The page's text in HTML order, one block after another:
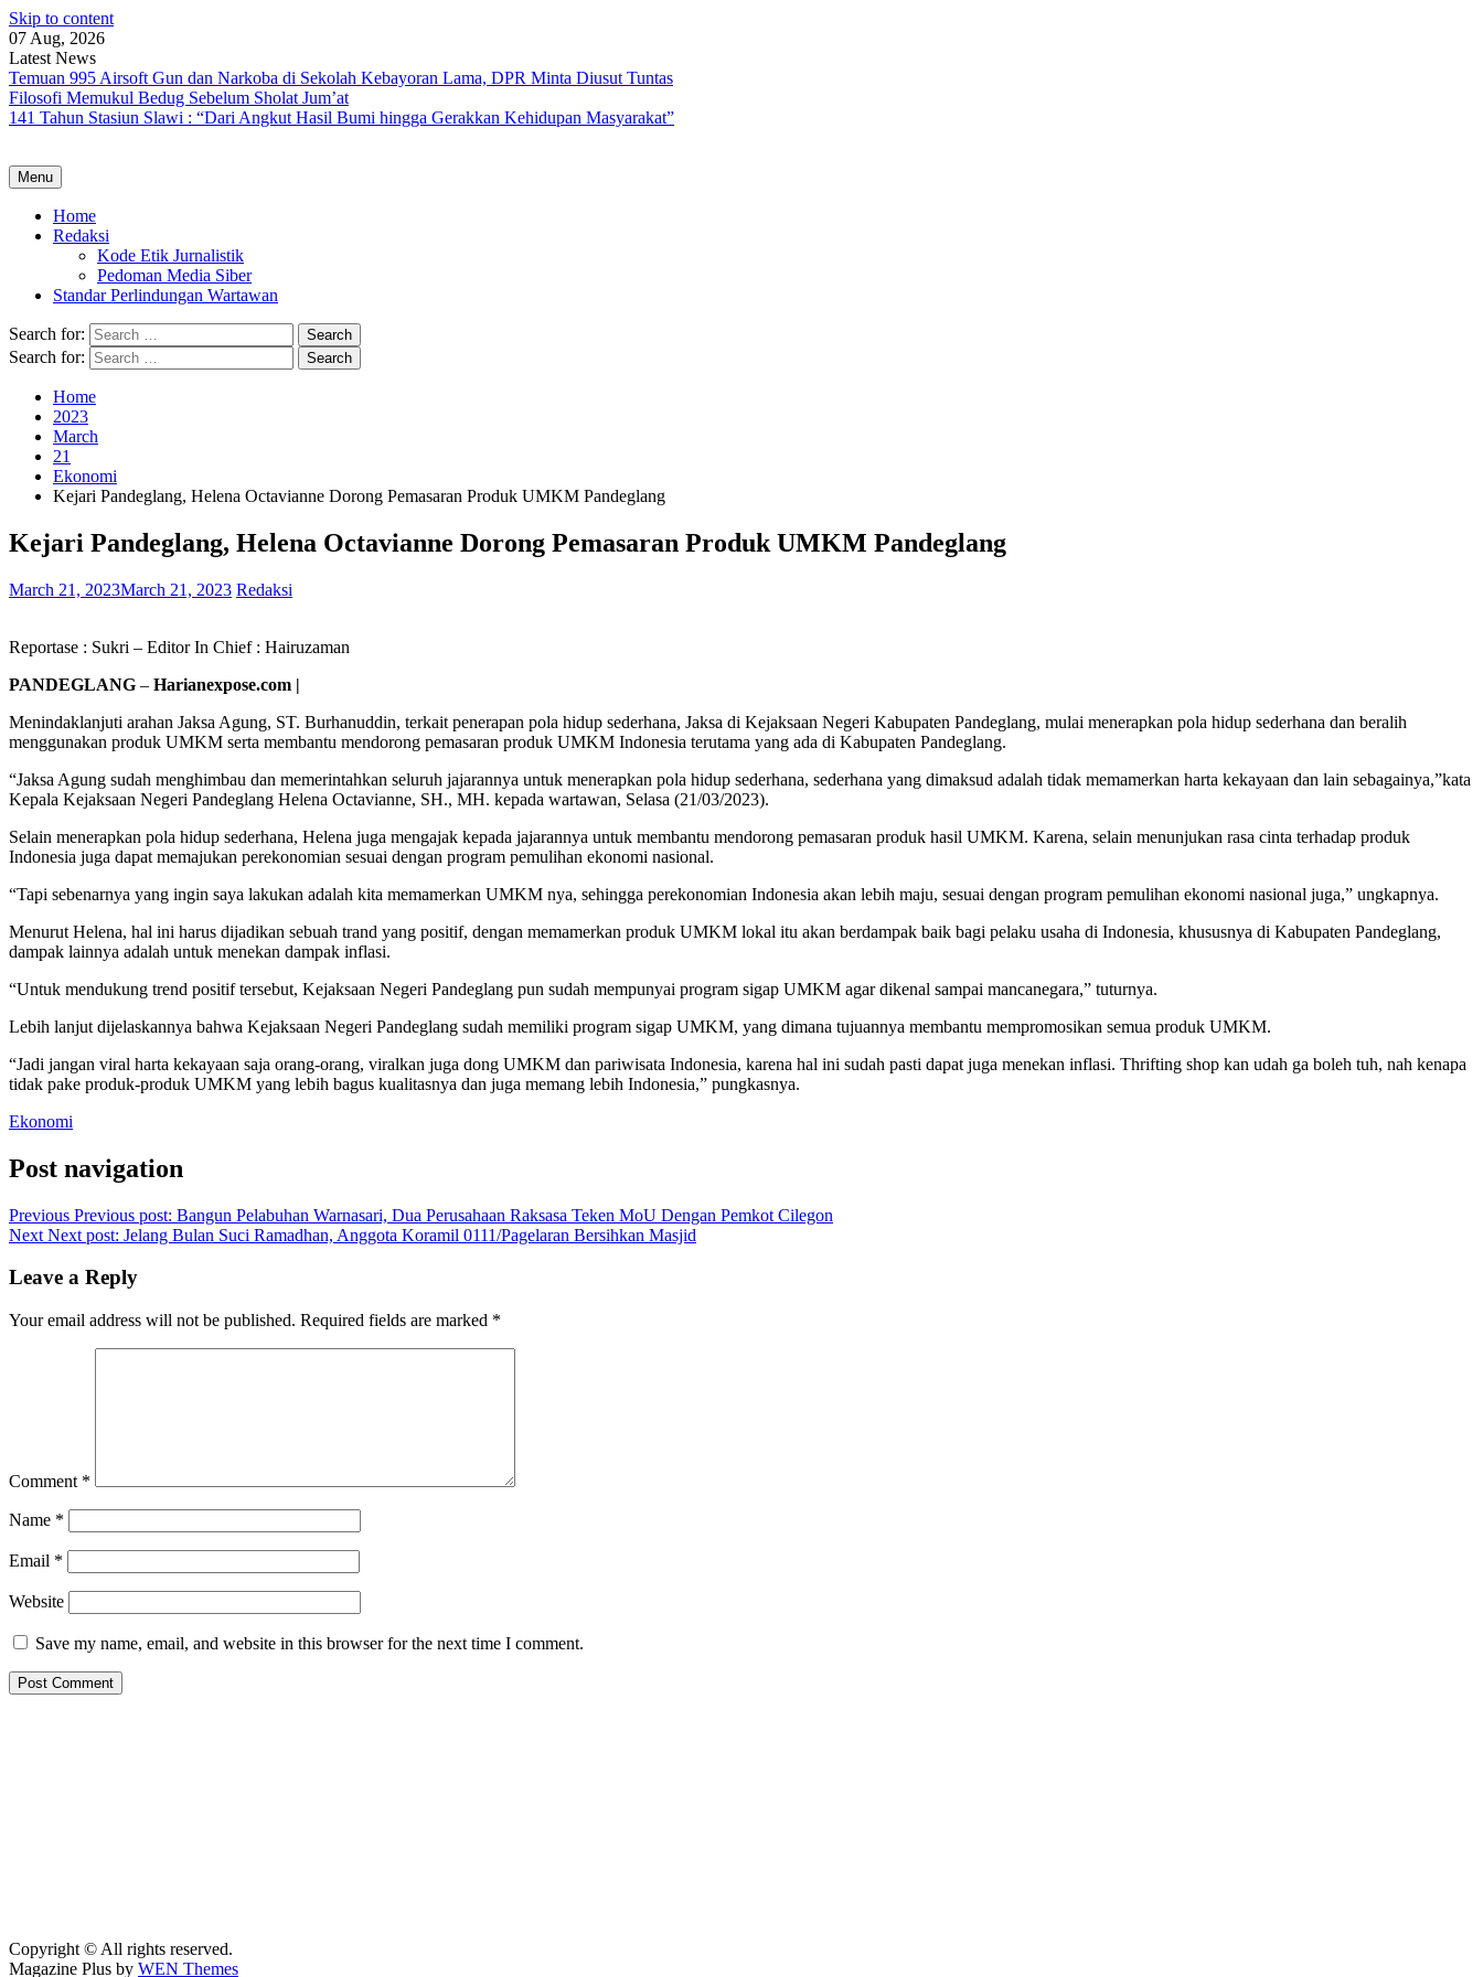
Skip to content
07 Aug, 2026
Latest News
Temuan 995 Airsoft Gun dan Narkoba di Sekolah Kebayoran Lama, DPR Minta Diusut Tuntas
Filosofi Memukul Bedug Sebelum Sholat Jum’at
141 Tahun Stasiun Slawi : “Dari Angkut Hasil Bumi hingga Gerakkan Kehidupan Masyarakat”
Menu
Home
Redaksi
Kode Etik Jurnalistik
Pedoman Media Siber
Standar Perlindungan Wartawan
Search for:
Search for:
Home
2023
March
21
Ekonomi
Kejari Pandeglang, Helena Octavianne Dorong Pemasaran Produk UMKM Pandeglang
Kejari Pandeglang, Helena Octavianne Dorong Pemasaran Produk UMKM Pandeglang
March 21, 2023March 21, 2023 Redaksi
Reportase : Sukri – Editor In Chief : Hairuzaman
PANDEGLANG – Harianexpose.com |
Menindaklanjuti arahan Jaksa Agung, ST. Burhanuddin, terkait penerapan pola hidup sederhana, Jaksa di Kejaksaan Negeri Kabupaten Pandeglang, mulai menerapkan pola hidup sederhana dan beralih
menggunakan produk UMKM serta membantu mendorong pemasaran produk UMKM Indonesia terutama yang ada di Kabupaten Pandeglang.
“Jaksa Agung sudah menghimbau dan memerintahkan seluruh jajarannya untuk menerapkan pola hidup sederhana, sederhana yang dimaksud adalah tidak memamerkan harta kekayaan dan lain sebagainya,”kata
Kepala Kejaksaan Negeri Pandeglang Helena Octavianne, SH., MH. kepada wartawan, Selasa (21/03/2023).
Selain menerapkan pola hidup sederhana, Helena juga mengajak kepada jajarannya untuk membantu mendorong pemasaran produk hasil UMKM. Karena, selain menunjukan rasa cinta terhadap produk
Indonesia juga dapat memajukan perekonomian sesuai dengan program pemulihan ekonomi nasional.
“Tapi sebenarnya yang ingin saya lakukan adalah kita memamerkan UMKM nya, sehingga perekonomian Indonesia akan lebih maju, sesuai dengan program pemulihan ekonomi nasional juga,” ungkapnya.
Menurut Helena, hal ini harus dijadikan sebuah trand yang positif, dengan memamerkan produk UMKM lokal itu akan berdampak baik bagi pelaku usaha di Indonesia, khususnya di Kabupaten Pandeglang,
dampak lainnya adalah untuk menekan dampak inflasi.
“Untuk mendukung trend positif tersebut, Kejaksaan Negeri Pandeglang pun sudah mempunyai program sigap UMKM agar dikenal sampai mancanegara,” tuturnya.
Lebih lanjut dijelaskannya bahwa Kejaksaan Negeri Pandeglang sudah memiliki program sigap UMKM, yang dimana tujuannya membantu mempromosikan semua produk UMKM.
“Jadi jangan viral harta kekayaan saja orang-orang, viralkan juga dong UMKM dan pariwisata Indonesia, karena hal ini sudah pasti dapat juga menekan inflasi. Thrifting shop kan udah ga boleh tuh, nah kenapa
tidak pake produk-produk UMKM yang lebih bagus kualitasnya dan juga memang lebih Indonesia,” pungkasnya.
Ekonomi
Post navigation
Previous Previous post: Bangun Pelabuhan Warnasari, Dua Perusahaan Raksasa Teken MoU Dengan Pemkot Cilegon
Next Next post: Jelang Bulan Suci Ramadhan, Anggota Koramil 0111/Pagelaran Bersihkan Masjid
Leave a Reply
Your email address will not be published. Required fields are marked *
Comment *
Name *
Email *
Website
Save my name, email, and website in this browser for the next time I comment.
Copyright © All rights reserved.
Magazine Plus by WEN Themes